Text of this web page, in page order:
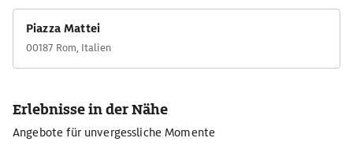
Piazza Mattei
00187 Rom, Italien
Erlebnisse in der Nähe
Angebote für unvergessliche Momente